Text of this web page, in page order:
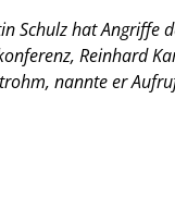
Schulz hat Angriffe
Reinhard
nannte er